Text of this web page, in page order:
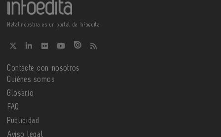
Metalindustria es un portal de Infoedita
Contacte con nosotros
Quiénes somos
Glosario
FAQ
Publicidad
Aviso legal